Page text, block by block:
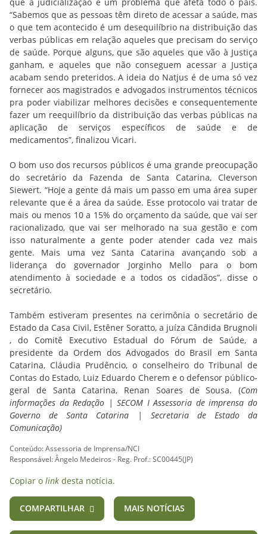
“Sabemos que as pessoas têm direto de acessar a saúde, mas
o que tem acontecido é um desequilíbrio na distribuição das
verbas públicas em relação aqueles que precisam do serviço
de saúde. Porque alguns, que são aqueles que vão à Justiça
ganham, e aqueles que não conseguem acessar a Justiça
acabam sendo preteridos. A ideia do Natjus é de uma só vez
fornecer aos magistrados e advogados instrumentos técnicos
pra poder viabilizar melhores decisões e consequentemente
fazer um reequilíbrio da distribuição das verbas públicas na
aplicação de serviços específicos de saúde e de
medicamentos”, finalizou Vicari.
O bom uso dos recursos públicos é uma grande preocupação
do secretário da Fazenda de Santa Catarina, Cleverson
Siewert. “Hoje a gente dá mais um passo em uma área super
relevante que é a área da saúde. Esse protocolo vai tratar de
mais ou menos 10 a 15% do orçamento da saúde, que vai ser
racionalizado, que vai ser melhorado na sua gestão e com
isso naturalmente a gente poder atender cada vez mais
gente. Mais uma vez Santa Catarina avançando sob a
liderança do governador Jorginho Mello para o bom
atendimento à sociedade e a todos os cidadãos”, disse o
secretário.
Também estiveram presentes na cerimônia o secretário de
Estado da Casa Civil, Estêner Soratto, a juíza Cândida Brugnoli
, do Comitê Executivo Estadual do Fórum de Saúde, a
presidente da Ordem dos Advogados do Brasil em Santa
Catarina, Cláudia Prudêncio, o conselheiro do Tribunal de
Contas do Estado, Luiz Eduardo Cherem e o defensor público-
geral de Santa Catarina, Renan Soares de Sousa. (Com
informações da Redação | SECOM I Assessoria de imprensa do
Governo de Santa Catarina | Secretaria de Estado da
Comunicação)
Conteúdo: Assessoria de Imprensa/NCI
Responsável: Ângelo Medeiros - Reg. Prof.: SC00445(JP)
Copiar o link desta notícia.
COMPARTILHAR MAIS NOTÍCIAS